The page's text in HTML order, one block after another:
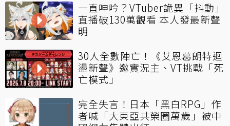
一直呻吟？VTuber詭異「抖動」
直播破130萬觀看 本人發最新聲
明
30人全數陣亡！《艾恩葛朗特迴
盪新聲》邀實況主、VT挑戰「死
亡模式」
完全失言！日本「黑白RPG」作
者喊「大東亞共榮圈萬歲」被中